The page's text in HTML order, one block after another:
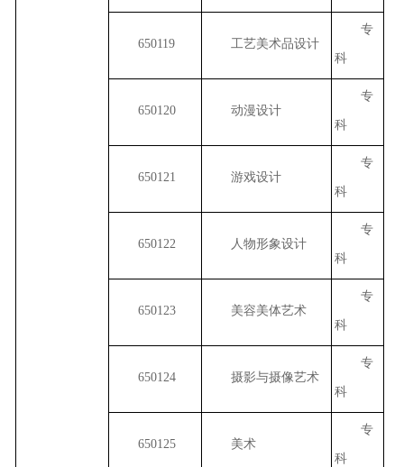
650119 工艺美术品设计
专
科
650120 动漫设计
专
科
650121 游戏设计
专
科
650122 人物形象设计
专
科
650123 美容美体艺术
专
科
650124 摄影与摄像艺术
专
科
650125 美术
专
科